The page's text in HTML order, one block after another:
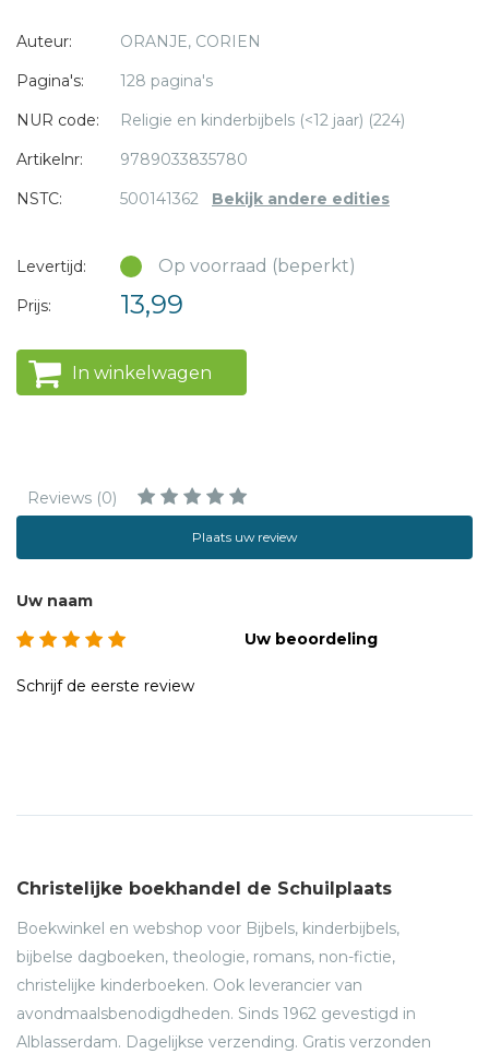
Auteur:
ORANJE, CORIEN
Pagina's:
128 pagina's
NUR code:
Religie en kinderbijbels (<12 jaar) (224)
Artikelnr:
9789033835780
NSTC:
500141362 Bekijk andere edities
Levertijd: Op voorraad (beperkt)
Prijs: 13,99
In winkelwagen
Reviews (0)
Plaats uw review
* = verplicht
Uw naam
Uw beoordeling
Schrijf de eerste review
Christelijke boekhandel de Schuilplaats
Boekwinkel en webshop voor Bijbels, kinderbijbels,
bijbelse dagboeken, theologie, romans, non-fictie,
christelijke kinderboeken. Ook leverancier van
avondmaalsbenodigdheden. Sinds 1962 gevestigd in
Alblasserdam. Dagelijkse verzending. Gratis verzonden